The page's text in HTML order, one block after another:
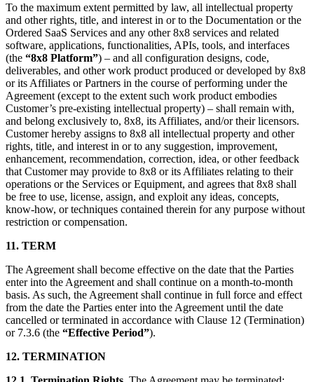
To the maximum extent permitted by law, all intellectual property
and other rights, title, and interest in or to the Documentation or the
Ordered SaaS Services and any other 8x8 services and related
software, applications, functionalities, APIs, tools, and interfaces
(the “8x8 Platform”) – and all configuration designs, code,
deliverables, and other work product produced or developed by 8x8
or its Affiliates or Partners in the course of performing under the
Agreement (except to the extent such work product embodies
Customer’s pre-existing intellectual property) – shall remain with,
and belong exclusively to, 8x8, its Affiliates, and/or their licensors.
Customer hereby assigns to 8x8 all intellectual property and other
rights, title, and interest in or to any suggestion, improvement,
enhancement, recommendation, correction, idea, or other feedback
that Customer may provide to 8x8 or its Affiliates relating to their
operations or the Services or Equipment, and agrees that 8x8 shall
be free to use, license, assign, and exploit any ideas, concepts,
know-how, or techniques contained therein for any purpose without
restriction or compensation.
11. TERM
The Agreement shall become effective on the date that the Parties
enter into the Agreement and shall continue on a month-to-month
basis. As such, the Agreement shall continue in full force and effect
from the date the Parties enter into the Agreement until the date
cancelled or terminated in accordance with Clause 12 (Termination)
or 7.3.6 (the “Effective Period”).
12. TERMINATION